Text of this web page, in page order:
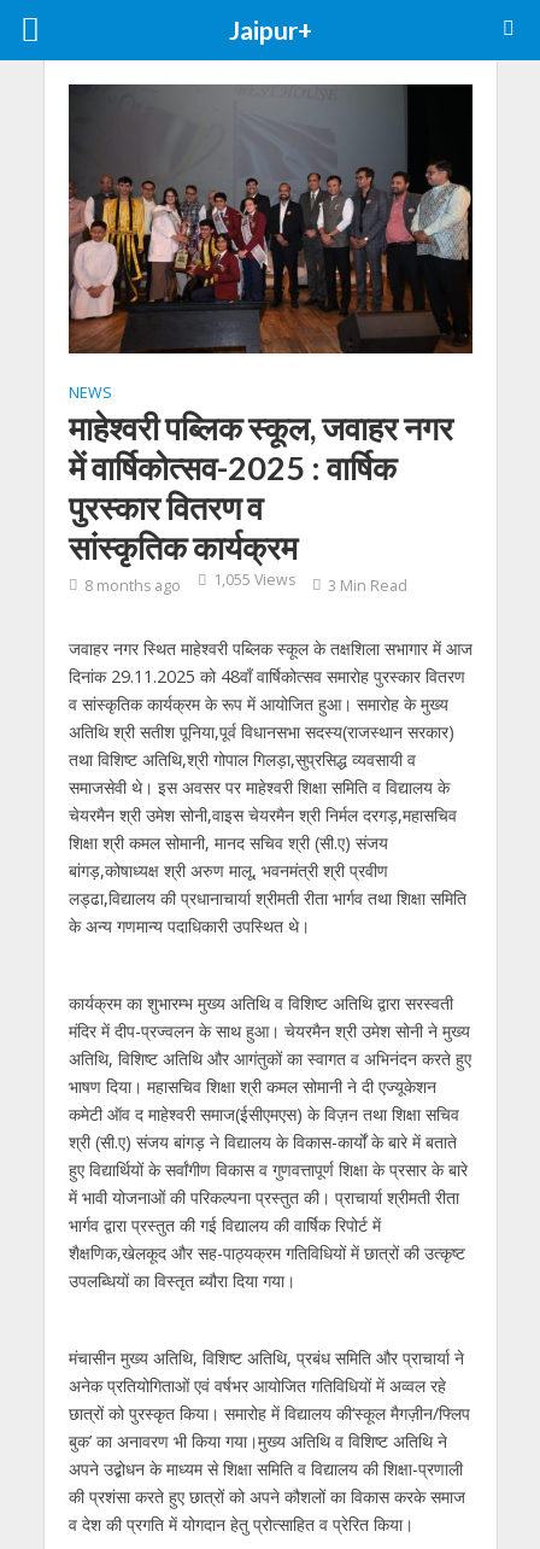
Jaipur+
NEWS
माहेश्वरी पब्लिक स्कूल, जवाहर नगर
में वार्षिकोत्सव-2025 : वार्षिक
पुरस्कार वितरण व
सांस्कृतिक कार्यक्रम
8 months ago 1,055 Views 3 Min Read
जवाहर नगर स्थित माहेश्वरी पब्लिक स्कूल के तक्षशिला सभागार में आज
दिनांक 29.11.2025 को 48वाँ वार्षिकोत्सव समारोह पुरस्कार वितरण
व सांस्कृतिक कार्यक्रम के रूप में आयोजित हुआ। समारोह के मुख्य
अतिथि श्री सतीश पूनिया,पूर्व विधानसभा सदस्य(राजस्थान सरकार)
तथा विशिष्ट अतिथि,श्री गोपाल गिलड़ा,सुप्रसिद्ध व्यवसायी व
समाजसेवी थे। इस अवसर पर माहेश्वरी शिक्षा समिति व विद्यालय के
चेयरमैन श्री उमेश सोनी,वाइस चेयरमैन श्री निर्मल दरगड़,महासचिव
शिक्षा श्री कमल सोमानी, मानद सचिव श्री (सी.ए) संजय
बांगड़,कोषाध्यक्ष श्री अरुण मालू, भवनमंत्री श्री प्रवीण
लड्ढा,विद्यालय की प्रधानाचार्या श्रीमती रीता भार्गव तथा शिक्षा समिति
के अन्य गणमान्य पदाधिकारी उपस्थित थे।
कार्यक्रम का शुभारम्भ मुख्य अतिथि व विशिष्ट अतिथि द्वारा सरस्वती
मंदिर में दीप-प्रज्वलन के साथ हुआ। चेयरमैन श्री उमेश सोनी ने मुख्य
अतिथि, विशिष्ट अतिथि और आगंतुकों का स्वागत व अभिनंदन करते हुए
भाषण दिया। महासचिव शिक्षा श्री कमल सोमानी ने दी एज्यूकेशन
कमेटी ऑव द माहेश्वरी समाज(ईसीएमएस) के विज़न तथा शिक्षा सचिव
श्री (सी.ए) संजय बांगड़ ने विद्यालय के विकास-कार्यों के बारे में बताते
हुए विद्यार्थियों के सर्वांगीण विकास व गुणवत्तापूर्ण शिक्षा के प्रसार के बारे
में भावी योजनाओं की परिकल्पना प्रस्तुत की। प्राचार्या श्रीमती रीता
भार्गव द्वारा प्रस्तुत की गई विद्यालय की वार्षिक रिपोर्ट में
शैक्षणिक,खेलकूद और सह-पाठ्यक्रम गतिविधियों में छात्रों की उत्कृष्ट
उपलब्धियों का विस्तृत ब्यौरा दिया गया।
मंचासीन मुख्य अतिथि, विशिष्ट अतिथि, प्रबंध समिति और प्राचार्या ने
अनेक प्रतियोगिताओं एवं वर्षभर आयोजित गतिविधियों में अव्वल रहे
छात्रों को पुरस्कृत किया। समारोह में विद्यालय की‘स्कूल मैगज़ीन/फ्लिप
बुक’ का अनावरण भी किया गया।मुख्य अतिथि व विशिष्ट अतिथि ने
अपने उद्बोधन के माध्यम से शिक्षा समिति व विद्यालय की शिक्षा-प्रणाली
की प्रशंसा करते हुए छात्रों को अपने कौशलों का विकास करके समाज
व देश की प्रगति में योगदान हेतु प्रोत्साहित व प्रेरित किया।